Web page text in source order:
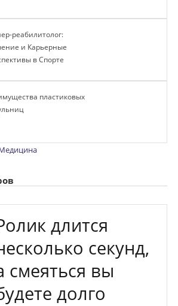
реабилитолог:
и Карьерные
в Спорте
пластиковых
длится
секунд,
смеяться вы
долго